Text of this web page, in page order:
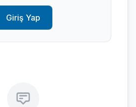
Giriş Yap